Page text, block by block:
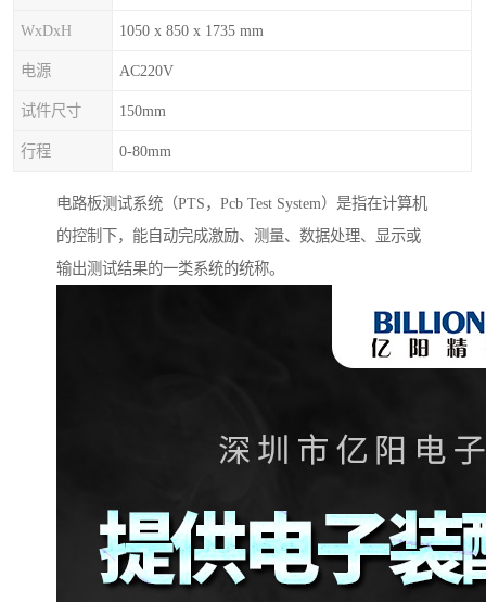
WxDxH 1050 x 850 x 1735 mm
电源 AC220V
试件尺寸 150mm
行程 0-80mm
电路板测试系统（PTS，Pcb Test System）是指在计算机
的控制下，能自动完成激励、测量、数据处理、显示或
输出测试结果的一类系统的统称。